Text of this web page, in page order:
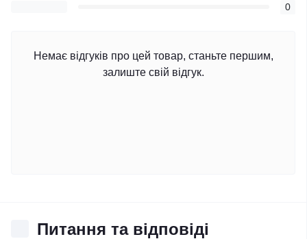
0
Немає відгуків про цей товар, станьте першим,
залиште свій відгук.
Питання та відповіді